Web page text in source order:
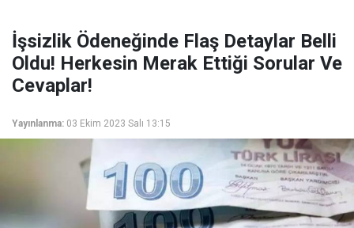
İşsizlik Ödeneğinde Flaş Detaylar Belli
Oldu! Herkesin Merak Ettiği Sorular Ve
Cevaplar!
Yayınlanma: 03 Ekim 2023 Salı 13:15